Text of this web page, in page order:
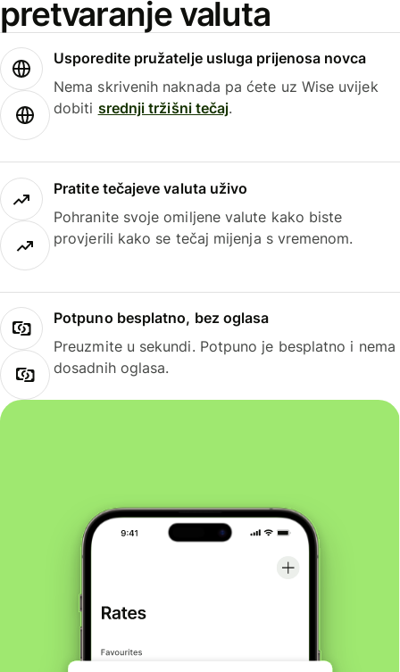
pretvaranje valuta
Usporedite pružatelje usluga prijenosa novca
Nema skrivenih naknada pa ćete uz Wise uvijek
dobiti srednji tržišni tečaj.
Pratite tečajeve valuta uživo
Pohranite svoje omiljene valute kako biste
provjerili kako se tečaj mijenja s vremenom.
Potpuno besplatno, bez oglasa
Preuzmite u sekundi. Potpuno je besplatno i nema
dosadnih oglasa.